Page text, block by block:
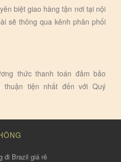
biệt giao hàng tận nơi tại nội
sẽ thông qua kênh phân phối
thức thanh toán đảm bảo
tiện nhất đến với Quý
đi Brazil giá rẻ